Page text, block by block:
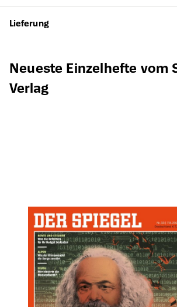
Lieferung
Produktgalerie überspringen
Neueste Einzelhefte vom
Verlag